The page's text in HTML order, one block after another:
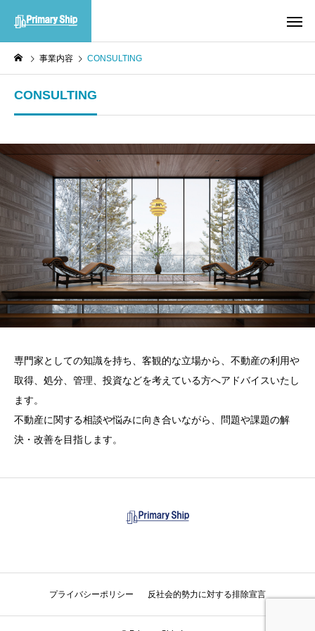
事業内容 CONSULTING
CONSULTING
専門家としての知識を持ち、客観的な立場から、不動産の利用や
取得、処分、管理、投資などを考えている方へアドバイスいたし
ます。
不動産に関する相談や悩みに向き合いながら、問題や課題の解
決・改善を目指します。
プライバシーポリシー 反社会的勢力に対する排除宣言